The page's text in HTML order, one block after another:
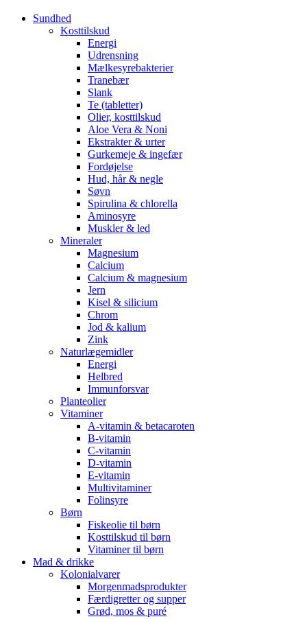
Sundhed
Kosttilskud
Energi
Udrensning
Mælkesyrebakterier
Tranebær
Slank
Te (tabletter)
Olier, kosttilskud
Aloe Vera & Noni
Ekstrakter & urter
Gurkemeje & ingefær
Fordøjelse
Hud, hår & negle
Søvn
Spirulina & chlorella
Aminosyre
Muskler & led
Mineraler
Magnesium
Calcium
Calcium & magnesium
Jern
Kisel & silicium
Chrom
Jod & kalium
Zink
Naturlægemidler
Energi
Helbred
Immunforsvar
Planteolier
Vitaminer
A-vitamin & betacaroten
B-vitamin
C-vitamin
D-vitamin
E-vitamin
Multivitaminer
Folinsyre
Børn
Fiskeolie til børn
Kosttilskud til børn
Vitaminer til børn
Mad & drikke
Kolonialvarer
Morgenmadsprodukter
Færdigretter og supper
Grød, mos & puré